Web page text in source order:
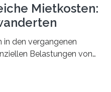
Mietkosten:
den vergangenen
Belastungen von
(BiB)